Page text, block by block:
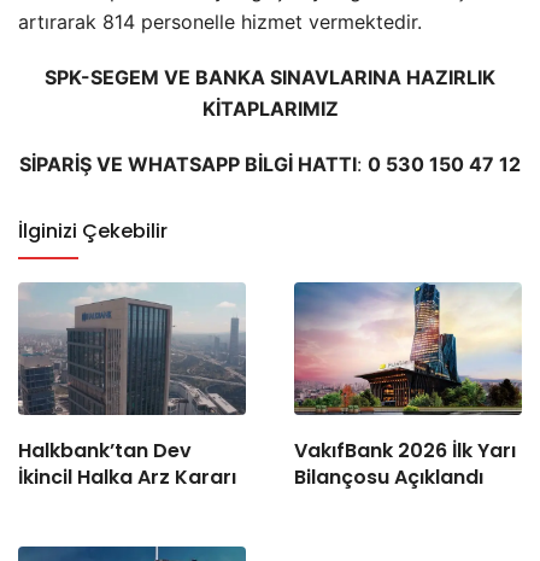
artırarak 814 personelle hizmet vermektedir.
SPK-SEGEM VE BANKA SINAVLARINA HAZIRLIK
KİTAPLARIMIZ
SİPARİŞ VE WHATSAPP BİLGİ HATTI: 0 530 150 47 12
İlginizi Çekebilir
Halkbank’tan Dev
İkincil Halka Arz Kararı
VakıfBank 2026 İlk Yarı
Bilançosu Açıklandı